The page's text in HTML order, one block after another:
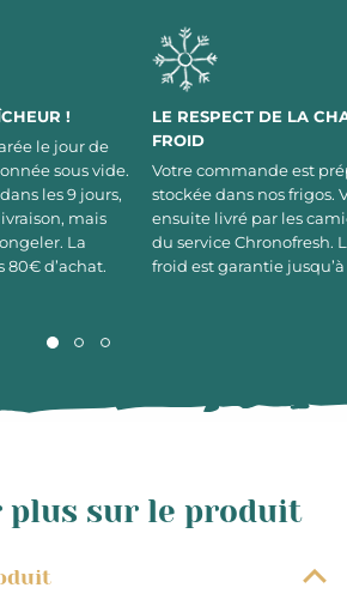
!
le jour de
sous vide.
les 9 jours,
mais
La
80€ d’achat.
LE RESPECT DE LA
FROID
Votre commande est
stockée dans nos frigos.
ensuite livré par les
du service Chronofresh.
froid est garantie
plus sur le produit